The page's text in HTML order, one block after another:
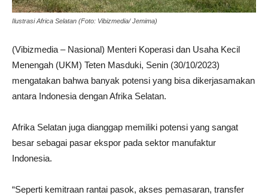
Ilustrasi Africa Selatan (Foto: Vibizmedia/ Jemima)
(Vibizmedia – Nasional) Menteri Koperasi dan Usaha Kecil
Menengah (UKM) Teten Masduki, Senin (30/10/2023)
mengatakan bahwa banyak potensi yang bisa dikerjasamakan
antara Indonesia dengan Afrika Selatan.
Afrika Selatan juga dianggap memiliki potensi yang sangat
besar sebagai pasar ekspor pada sektor manufaktur
Indonesia.
“Seperti kemitraan rantai pasok, akses pemasaran, transfer